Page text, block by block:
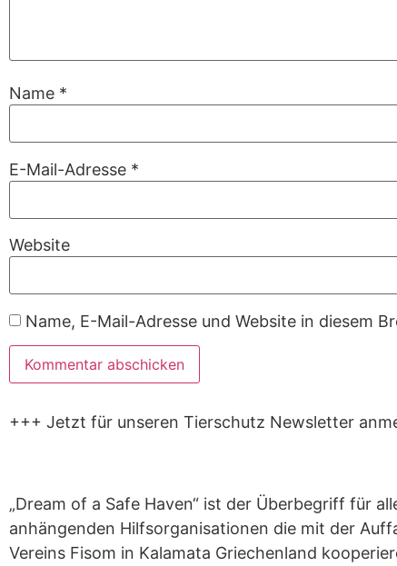
Name *
E-Mail-Adresse *
Website
Name, E-Mail-Adresse und Website in diesem
+++ Jetzt für unseren Tierschutz Newsletter
„Dream of a Safe Haven“ ist der Überbegriff für
anhängenden Hilfsorganisationen die mit der
Vereins Fisom in Kalamata Griechenland